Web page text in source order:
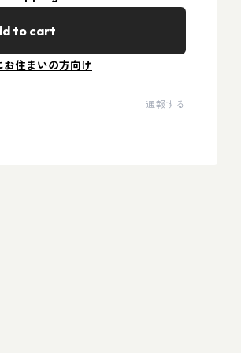
to cart
お住まいの方向け
通報する